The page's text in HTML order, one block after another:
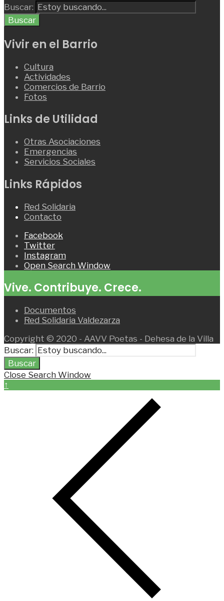
Buscar:
Buscar
Vivir en el Barrio
Cultura
Actividades
Comercios de Barrio
Fotos
Links de Utilidad
Otras Asociaciones
Emergencias
Servicios Sociales
Links Rápidos
Red Solidaria
Contacto
Facebook
Twitter
Instagram
Open Search Window
Vive. Contribuye. Crece.
Documentos
Red Solidaria Valdezarza
Copyright © 2020 - AAVV Poetas - Dehesa de la Villa
Buscar:
Buscar
Close Search Window
↑